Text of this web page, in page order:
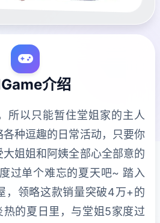
介绍
所以只能暂住堂姐家的主人
种逗趣的日常活动，只要你
姐姐和阿姨全部心全部意的
过单个难忘的夏天吧~ 踏入
，领略这款销量突破4万+的
热的夏日里，与堂姐5家度过